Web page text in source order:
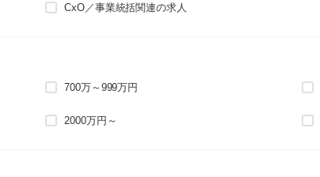
CxO／事業統括関連の求人
700万～999万円
2000万円～